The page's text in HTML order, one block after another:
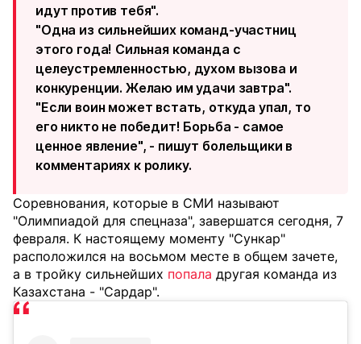
идут против тебя".
"Одна из сильнейших команд-участниц
этого года! Сильная команда с
целеустремленностью, духом вызова и
конкуренции. Желаю им удачи завтра".
"Если воин может встать, откуда упал, то
его никто не победит! Борьба - самое
ценное явление", - пишут болельщики в
комментариях к ролику.
Соревнования, которые в СМИ называют
"Олимпиадой для спецназа", завершатся сегодня, 7
февраля. К настоящему моменту "Сункар"
расположился на восьмом месте в общем зачете,
а в тройку сильнейших попала другая команда из
Казахстана - "Сардар".